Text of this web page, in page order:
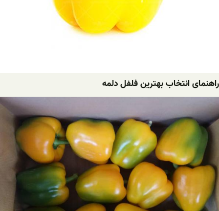
راهنمای انتخاب بهترین فلفل دلمه